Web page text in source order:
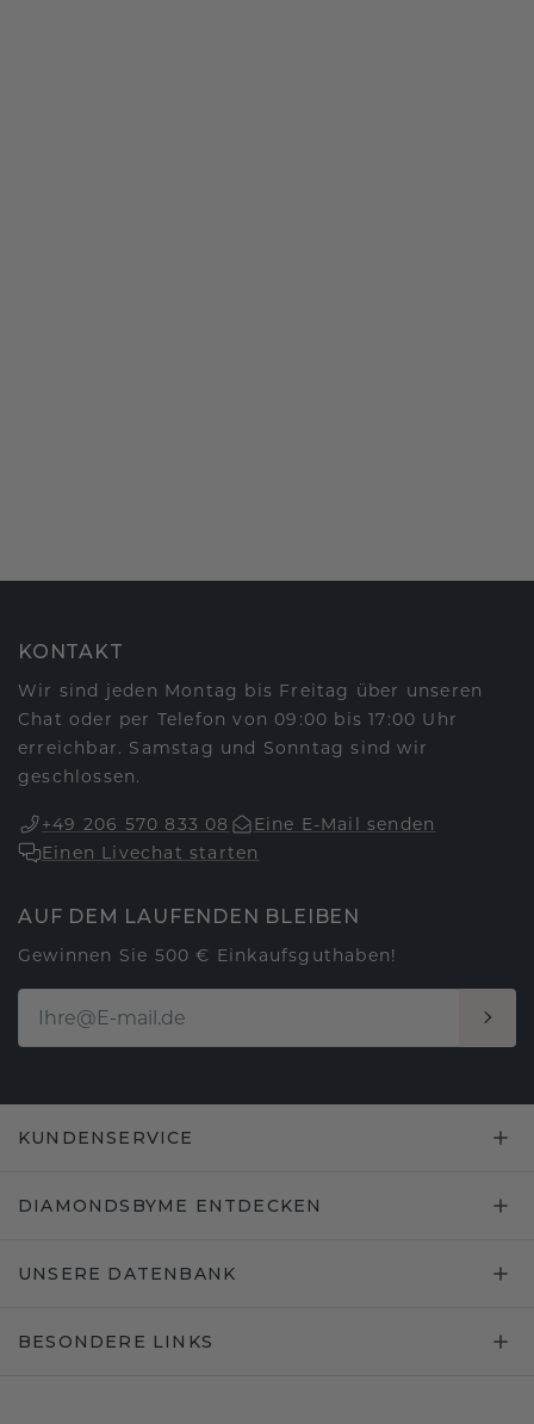
KONTAKT
Wir sind jeden Montag bis Freitag über unseren
Chat oder per Telefon von 09:00 bis 17:00 Uhr
erreichbar. Samstag und Sonntag sind wir
geschlossen.
+49 206 570 833 08
Eine E-Mail senden
Einen Livechat starten
AUF DEM LAUFENDEN BLEIBEN
Gewinnen Sie 500 € Einkaufsguthaben!
KUNDENSERVICE
DIAMONDSBYME ENTDECKEN
UNSERE DATENBANK
BESONDERE LINKS